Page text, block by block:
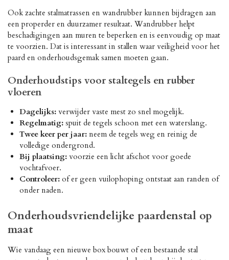
Ook zachte stalmatrassen en wandrubber kunnen bijdragen aan
een properder en duurzamer resultaat. Wandrubber helpt
beschadigingen aan muren te beperken en is eenvoudig op maat
te voorzien. Dat is interessant in stallen waar veiligheid voor het
paard en onderhoudsgemak samen moeten gaan.
Onderhoudstips voor staltegels en rubber
vloeren
Dagelijks:verwijder vaste mest zo snel mogelijk.
Regelmatig:spuit de tegels schoon met een waterslang.
Twee keer per jaar:neem de tegels weg en reinig de
volledige ondergrond.
Bij plaatsing:voorzie een licht afschot voor goede
vochtafvoer.
Controleer:of er geen vuilophoping ontstaat aan randen of
onder naden.
Onderhoudsvriendelijke paardenstal op
maat
Wie vandaag een nieuwe box bouwt of een bestaande stal